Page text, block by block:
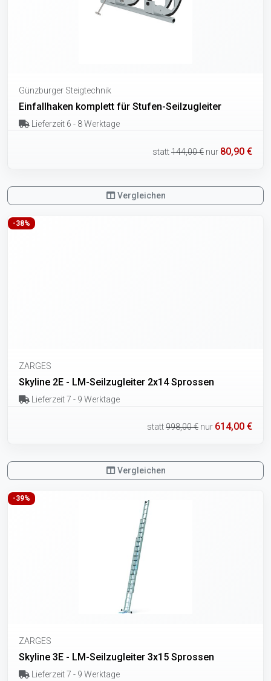
Günzburger Steigtechnik
Einfallhaken komplett für Stufen-Seilzugleiter
Lieferzeit 6 - 8 Werktage
statt144,00 € nur 80,90 €
Vergleichen
-38%
ZARGES
Skyline 2E - LM-Seilzugleiter 2x14 Sprossen
Lieferzeit 7 - 9 Werktage
statt998,00 € nur 614,00 €
Vergleichen
-39%
ZARGES
Skyline 3E - LM-Seilzugleiter 3x15 Sprossen
Lieferzeit 7 - 9 Werktage